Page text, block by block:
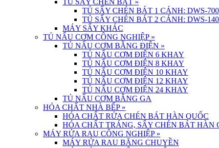
TỦ SẤY CHÉN BÁT »
TỦ SẤY CHÉN BÁT 1 CÁNH: DWS-700
TỦ SẤY CHÉN BÁT 2 CÁNH: DWS-
MÁY SẤY KHÁC
TỦ NẤU CƠM CÔNG NGHIỆP »
TỦ NẤU CƠM BẰNG ĐIỆN »
TỦ NẤU CƠM ĐIỆN 6 KHAY
TỦ NẤU CƠM ĐIỆN 8 KHAY
TỦ NẤU CƠM ĐIỆN 10 KHAY
TỦ NẤU CƠM ĐIỆN 12 KHAY
TỦ NẤU CƠM ĐIỆN 24 KHAY
TỦ NẤU CƠM BẰNG GA
HÓA CHẤT NHÀ BẾP »
HÓA CHẤT RỬA CHÉN BÁT HÀN QUỐC
HÓA CHẤT TRÁNG, SẤY CHÉN BÁT HÀN
MÁY RỬA RAU CÔNG NGHIỆP »
MÁY RỬA RAU BĂNG CHUYỀN